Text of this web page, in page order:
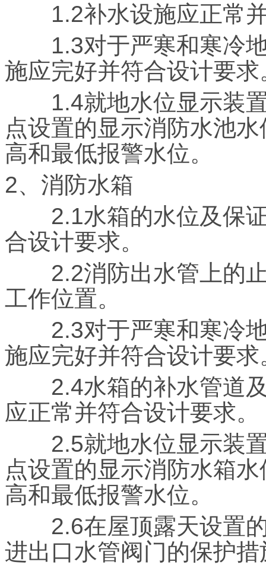
1.2补水设施应正常并
1.3对于严寒和寒冷地
施应完好并符合设计要求
1.4就地水位显示装置
点设置的显示消防水池
高和最低报警水位。
2、消防水箱
2.1水箱的水位及保证
合设计要求。
2.2消防出水管上的止
工作位置。
2.3对于严寒和寒冷地
施应完好并符合设计要求
2.4水箱的补水管道及
应正常并符合设计要求。
2.5就地水位显示装置
点设置的显示消防水箱
高和最低报警水位。
2.6在屋顶露天设置的
进出口水管阀门的保护